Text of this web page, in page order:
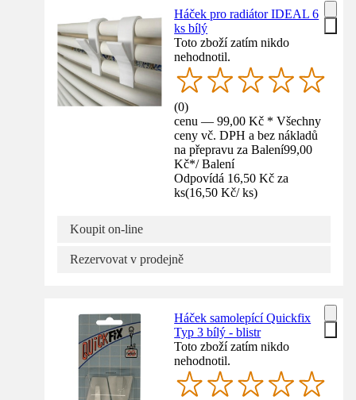
Háček pro radiátor IDEAL 6
ks bílý
Toto zboží zatím nikdo
nehodnotil.
(0)
cenu — 99,00 Kč * Všechny
ceny vč. DPH a bez nákladů
na přepravu za Balení99,00
Kč*/ Balení
Odpovídá 16,50 Kč za
ks(16,50 Kč/ ks)
Koupit on-line
Rezervovat v prodejně
Háček samolepící Quickfix
Typ 3 bílý - blistr
Toto zboží zatím nikdo
nehodnotil.